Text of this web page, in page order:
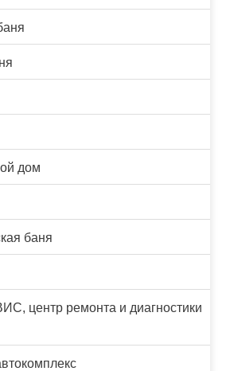
дом
баня
центр ремонта и диагностики